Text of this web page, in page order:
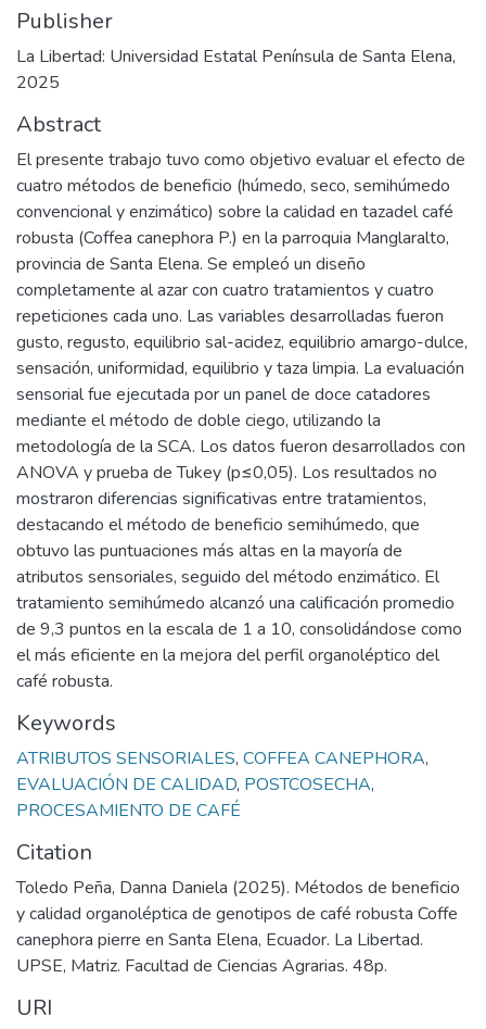
Publisher
La Libertad: Universidad Estatal Península de Santa Elena,
2025
Abstract
El presente trabajo tuvo como objetivo evaluar el efecto de
cuatro métodos de beneficio (húmedo, seco, semihúmedo
convencional y enzimático) sobre la calidad en tazadel café
robusta (Coffea canephora P.) en la parroquia Manglaralto,
provincia de Santa Elena. Se empleó un diseño
completamente al azar con cuatro tratamientos y cuatro
repeticiones cada uno. Las variables desarrolladas fueron
gusto, regusto, equilibrio sal-acidez, equilibrio amargo-dulce,
sensación, uniformidad, equilibrio y taza limpia. La evaluación
sensorial fue ejecutada por un panel de doce catadores
mediante el método de doble ciego, utilizando la
metodología de la SCA. Los datos fueron desarrollados con
ANOVA y prueba de Tukey (p≤0,05). Los resultados no
mostraron diferencias significativas entre tratamientos,
destacando el método de beneficio semihúmedo, que
obtuvo las puntuaciones más altas en la mayoría de
atributos sensoriales, seguido del método enzimático. El
tratamiento semihúmedo alcanzó una calificación promedio
de 9,3 puntos en la escala de 1 a 10, consolidándose como
el más eficiente en la mejora del perfil organoléptico del
café robusta.
Keywords
ATRIBUTOS SENSORIALES, COFFEA CANEPHORA,
EVALUACIÓN DE CALIDAD, POSTCOSECHA,
PROCESAMIENTO DE CAFÉ
Citation
Toledo Peña, Danna Daniela (2025). Métodos de beneficio
y calidad organoléptica de genotipos de café robusta Coffe
canephora pierre en Santa Elena, Ecuador. La Libertad.
UPSE, Matriz. Facultad de Ciencias Agrarias. 48p.
URI